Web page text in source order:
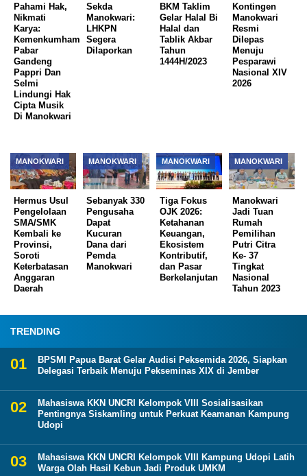
Pahami Hak,
Nikmati
Karya:
Kemenkumham
Pabar
Gandeng
Pappri Dan
Selmi
Lindungi Hak
Cipta Musik
Di Manokwari
Sekda
Manokwari:
LHKPN
Segera
Dilaporkan
BKM Taklim
Gelar Halal Bi
Halal dan
Tablik Akbar
Tahun
1444H/2023
Kontingen
Manokwari
Resmi
Dilepas
Menuju
Pesparawi
Nasional XIV
2026
MANOKWARI
Hermus Usul
Pengelolaan
SMA/SMK
Kembali ke
Provinsi,
Soroti
Keterbatasan
Anggaran
Daerah
MANOKWARI
Sebanyak 330
Pengusaha
Dapat
Kucuran
Dana dari
Pemda
Manokwari
MANOKWARI
Tiga Fokus
OJK 2026:
Ketahanan
Keuangan,
Ekosistem
Kontributif,
dan Pasar
Berkelanjutan
MANOKWARI
Manokwari
Jadi Tuan
Rumah
Pemilihan
Putri Citra
Ke- 37
Tingkat
Nasional
Tahun 2023
TRENDING
BPSMI Papua Barat Gelar Audisi Peksemida 2026, Siapkan
Delegasi Terbaik Menuju Pekseminas XIX di Jember
Mahasiswa KKN UNCRI Kelompok VIII Sosialisasikan
Pentingnya Siskamling untuk Perkuat Keamanan Kampung
Udopi
Mahasiswa KKN UNCRI Kelompok VIII Kampung Udopi Latih
Warga Olah Hasil Kebun Jadi Produk UMKM